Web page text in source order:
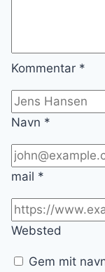
Kommentar *
Navn *
mail *
Websted
Gem mit